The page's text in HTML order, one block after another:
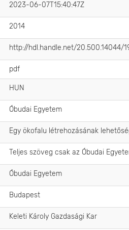
2023-06-07T15:40:47Z
2014
http://hdl.handle.net/20.500.14044/
pdf
HUN
Óbudai Egyetem
Egy ökofalu létrehozásának
Teljes szöveg csak az Óbudai
Óbudai Egyetem
Budapest
Keleti Károly Gazdasági Kar